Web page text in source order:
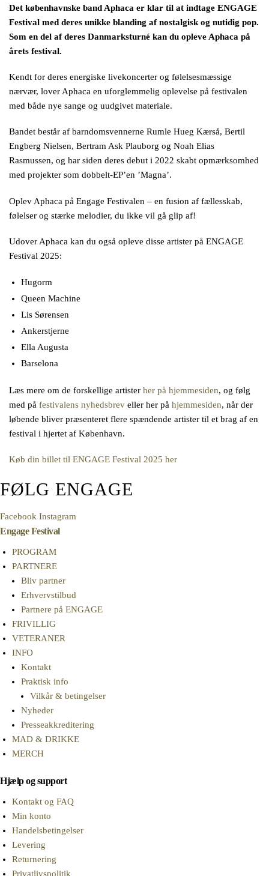
Det københavnske band Aphaca er klar til at indtage ENGAGE
Festival med deres unikke blanding af nostalgisk og nutidig pop.
Som en del af deres Danmarksturné kan du opleve Aphaca på
årets festival.
Kendt for deres energiske livekoncerter og følelsesmæssige
nærvær, lover Aphaca en uforglemmelig oplevelse på festivalen
med både nye sange og uudgivet materiale.
Bandet består af barndomsvennerne Rumle Hueg Kærså, Bertil
Engberg Nielsen, Bertram Ask Plauborg og Noah Elias
Rasmussen, og har siden deres debut i 2022 skabt opmærksomhed
med projekter som dobbelt-EP’en ’Magna’.
Oplev Aphaca på Engage Festivalen – en fusion af fællesskab,
følelser og stærke melodier, du ikke vil gå glip af!
Udover Aphaca kan du også opleve disse artister på ENGAGE
Festival 2025:
Hugorm
Queen Machine
Lis Sørensen
Ankerstjerne
Ella Augusta
Barselona
Læs mere om de forskellige artister her på hjemmesiden, og følg
med på festivalens nyhedsbrev eller her på hjemmesiden, når der
løbende bliver præsenteret flere spændende artister til et brag af en
festival i hjertet af København.
Køb din billet til ENGAGE Festival 2025 her
FØLG ENGAGE
Facebook Instagram
Engage Festival
PROGRAM
PARTNERE
Bliv partner
Erhvervstilbud
Partnere på ENGAGE
FRIVILLIG
VETERANER
INFO
Kontakt
Praktisk info
Vilkår & betingelser
Nyheder
Presseakkreditering
MAD & DRIKKE
MERCH
Hjælp og support
Kontakt og FAQ
Min konto
Handelsbetingelser
Levering
Returnering
Privatlivspolitik